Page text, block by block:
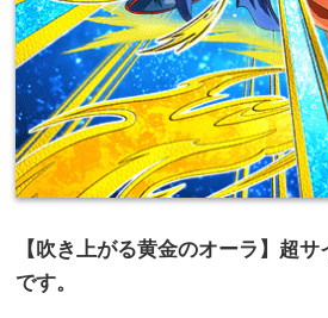
【吹き上がる黄金のオーラ】超
です。